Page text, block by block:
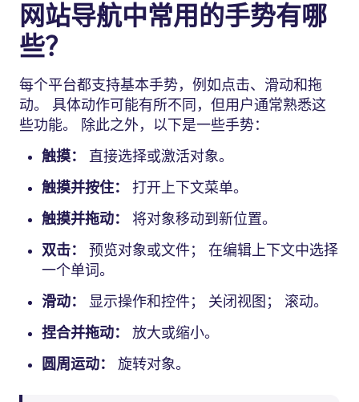
网站导航中常用的手势有哪
些？
每个平台都支持基本手势，例如点击、滑动和拖
动。 具体动作可能有所不同，但用户通常熟悉这
些功能。 除此之外，以下是一些手势：
触摸：
直接选择或激活对象。
触摸并按住：
打开上下文菜单。
触摸并拖动：
将对象移动到新位置。
双击：
预览对象或文件； 在编辑上下文中选择
一个单词。
滑动：
显示操作和控件； 关闭视图； 滚动。
捏合并拖动：
放大或缩小。
圆周运动：
旋转对象。